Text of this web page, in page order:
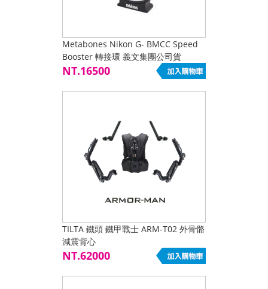
Metabones Nikon G- BMCC Speed
Booster 轉接環 義文集團公司貨
NT.16500
TILTA 鐵頭 鐵甲戰士 ARM-T02 外骨骼
減震背心
NT.62000